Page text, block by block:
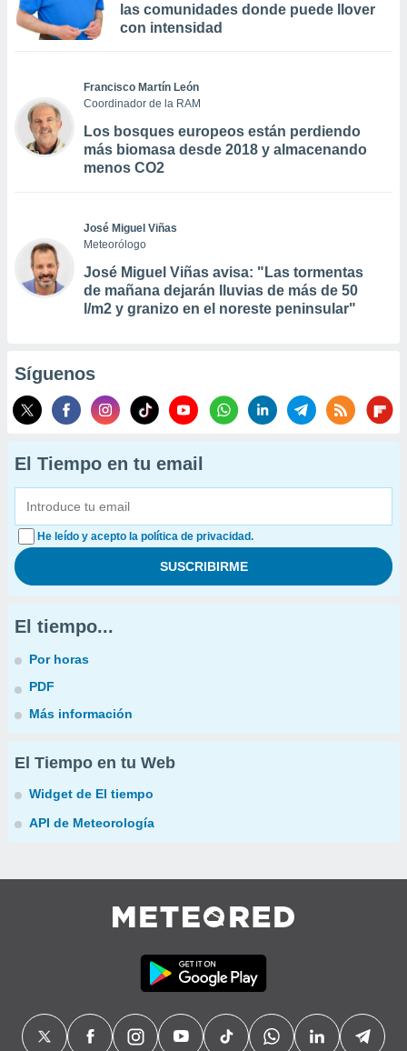
las comunidades donde puede llover
con intensidad
Francisco Martín León
Coordinador de la RAM
Los bosques europeos están perdiendo
más biomasa desde 2018 y almacenando
menos CO2
José Miguel Viñas
Meteorólogo
José Miguel Viñas avisa: "Las tormentas
de mañana dejarán lluvias de más de 50
l/m2 y granizo en el noreste peninsular"
Síguenos
El Tiempo en tu email
He leído y acepto la política de privacidad.
El tiempo...
Por horas
PDF
Más información
El Tiempo en tu Web
Widget de El tiempo
API de Meteorología